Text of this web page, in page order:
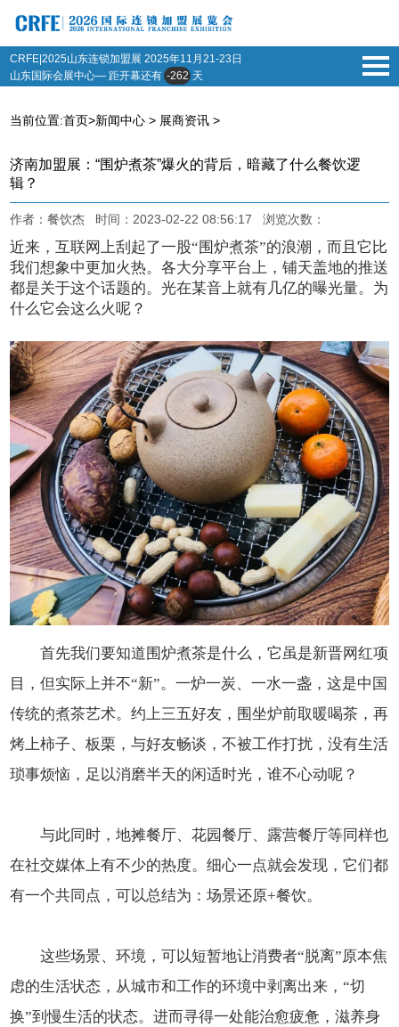
CRFE|2025山东连锁加盟展2025年11月21-23日
山东国际会展中心— 距开幕还有 -262 天
当前位置:首页>新闻中心 > 展商资讯 >
济南加盟展：“围炉煮茶”爆火的背后，暗藏了什么餐饮逻
辑？
作者：餐饮杰 时间：2023-02-22 08:56:17 浏览次数：
近来，互联网上刮起了一股“围炉煮茶”的浪潮，而且它比
我们想象中更加火热。各大分享平台上，铺天盖地的推送
都是关于这个话题的。光在某音上就有几亿的曝光量。为
什么它会这么火呢？
首先我们要知道围炉煮茶是什么，它虽是新晋网红项
目，但实际上并不“新”。一炉一炭、一水一盏，这是中国
传统的煮茶艺术。约上三五好友，围坐炉前取暖喝茶，再
烤上柿子、板栗，与好友畅谈，不被工作打扰，没有生活
琐事烦恼，足以消磨半天的闲适时光，谁不心动呢？
与此同时，地摊餐厅、花园餐厅、露营餐厅等同样也
在社交媒体上有不少的热度。细心一点就会发现，它们都
有一个共同点，可以总结为：场景还原+餐饮。
这些场景、环境，可以短暂地让消费者“脱离”原本焦
虑的生活状态，从城市和工作的环境中剥离出来，“切
换”到慢生活的状态。进而寻得一处能治愈疲惫，滋养身